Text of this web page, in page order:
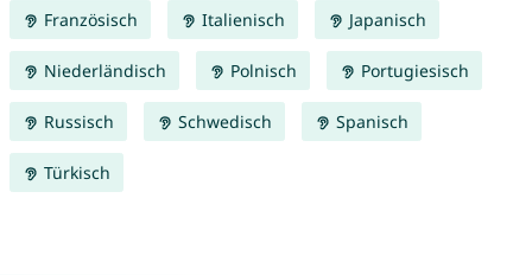
Französisch Italienisch Japanisch
Niederländisch Polnisch Portugiesisch
Russisch Schwedisch Spanisch
Türkisch